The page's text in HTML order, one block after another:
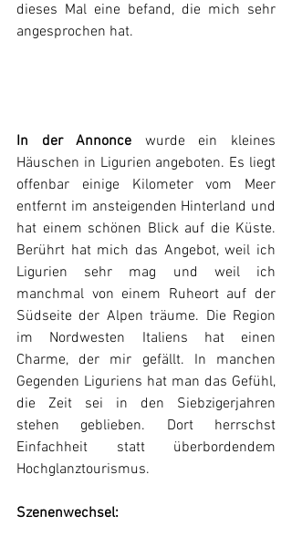
dieses Mal eine befand, die mich sehr
angesprochen hat.
In der Annonce wurde ein kleines
Häuschen in Ligurien angeboten. Es liegt
offenbar einige Kilometer vom Meer
entfernt im ansteigenden Hinterland und
hat einem schönen Blick auf die Küste.
Berührt hat mich das Angebot, weil ich
Ligurien sehr mag und weil ich
manchmal von einem Ruheort auf der
Südseite der Alpen träume. Die Region
im Nordwesten Italiens hat einen
Charme, der mir gefällt. In manchen
Gegenden Liguriens hat man das Gefühl,
die Zeit sei in den Siebzigerjahren
stehen geblieben. Dort herrschst
Einfachheit statt überbordendem
Hochglanztourismus.
Szenenwechsel: